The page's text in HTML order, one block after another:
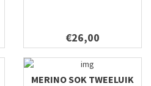
€26,00
MERINO SOK TWEELUIK